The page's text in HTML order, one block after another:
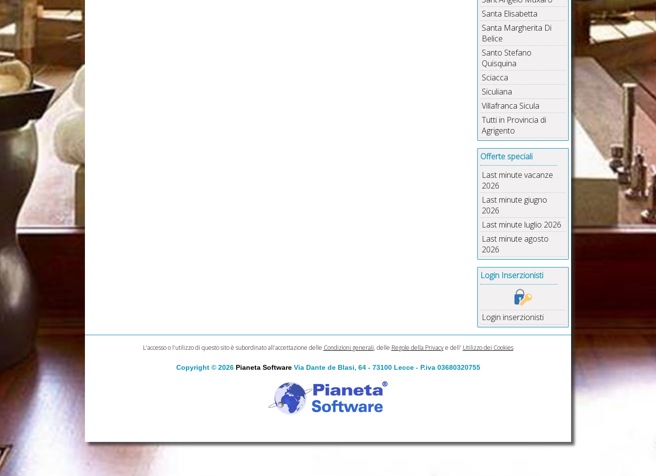
Santa Elisabetta
Santa Margherita Di
Belice
Santo Stefano
Quisquina
Sciacca
Siculiana
Villafranca Sicula
Tutti in Provincia di
Agrigento
Offerte speciali
Last minute vacanze
2026
Last minute giugno
2026
Last minute luglio 2026
Last minute agosto
2026
Login Inserzionisti
Login inserzionisti
L'accesso o l'utilizzo di questo sito è subordinato all'accettazione delle Condizioni generali, delle Regole della Privacye dell' Utilizzo dei Cookies
Copyright © 2026 Pianeta SoftwareVia Dante de Blasi, 64 - 73100 Lecce - P.iva 03680320755